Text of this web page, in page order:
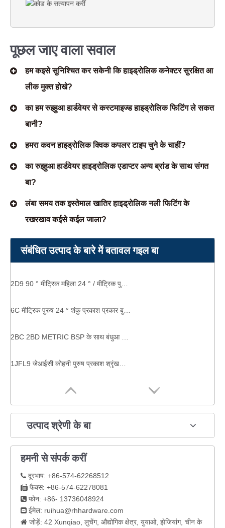
पूछल जाए वाला सवाल
हम कइसे सुनिश्चित कर सकेनी कि हाइड्रोलिक कनेक्टर सुरक्षित आ
लीक मुक्त होखे?
का हम रुइहुआ हार्डवेयर से कस्टमाइज्ड हाइड्रोलिक फिटिंग ले सकत
बानी?
हमरा कवन हाइड्रोलिक क्विक कपलर टाइप चुने के चाहीं?
का रुइहुआ हार्डवेयर हाइड्रोलिक एडाप्टर अन्य ब्रांड के साथ संगत
बा?
लंबा समय तक इस्तेमाल खातिर हाइड्रोलिक नली फिटिंग के
रखरखाव कईसे कईल जाला?
संबंधित उत्पाद के बारे में बतावल गइल बा
उत्पाद श्रेणी के बा
हमनी से संपर्क करीं
 दूरभाष: +86-574-62268512
 फैक्स: +86-574-62278081
 फोन: +86- 13736048924
 ईमेल: ruihua@rhhardware.com
 जोड़ें: 42 Xunqiao, लुचेंग, औद्योगिक क्षेत्र, युयाओ, झेजियांग, चीन के